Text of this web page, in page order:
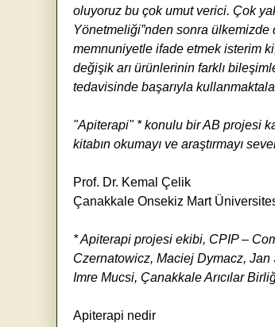
oluyoruz bu çok umut verici. Çok
Yönetmeliği”nden sonra ülkemizde
memnuniyetle ifade etmek isterim
değişik arı ürünlerinin farklı
tedavisinde başarıyla
"Apiterapi" * konulu bir AB projesi
kitabın okumayı ve araştırmayı
Prof. Dr. Kemal Çelik
Çanakkale Onsekiz Mart
* Apiterapi projesi ekibi, CPIP –
Czernatowicz, Maciej Dymacz,
Imre Mucsi, Çanakkale Arıcılar
Apiterapi nedir